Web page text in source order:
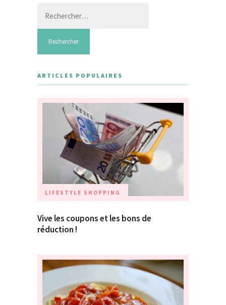
ARTICLES POPULAIRES
LIFESTYLE SHOPPING
Vive les coupons et les bons de
réduction !